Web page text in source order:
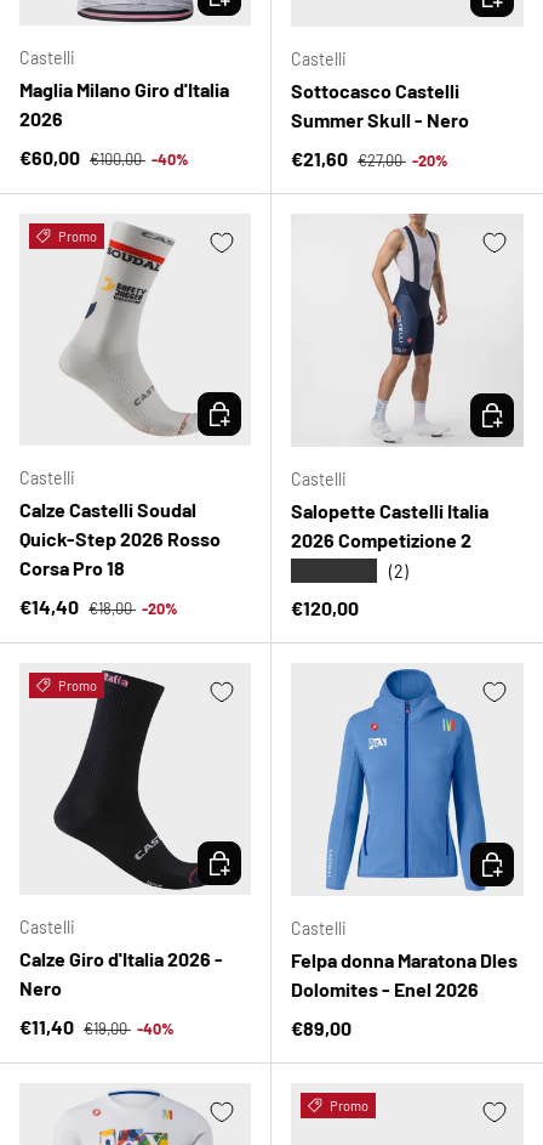
Castelli
Maglia Milano Giro d'Italia
2026
Prezzo di vendita
€60,00 Prezzo normale
€100,00 -40%
Castelli
Sottocasco Castelli
Summer Skull - Nero
Prezzo di vendita
€21,60 Prezzo normale
€27,00 -20%
Promo
Castelli
Calze Castelli Soudal
Quick-Step 2026 Rosso
Corsa Pro 18
Prezzo di vendita
€14,40 Prezzo normale
€18,00 -20%
SCEGLI OPZIONI
Castelli
Salopette Castelli Italia
2026 Competizione 2
(2)
Prezzo normale
€120,00
SCEGLI
Promo
Castelli
Calze Giro d'Italia 2026 -
Nero
Prezzo di vendita
€11,40 Prezzo normale
€19,00 -40%
SCEGLI OPZIONI
Castelli
Felpa donna Maratona Dles
Dolomites - Enel 2026
Prezzo normale
€89,00
SCEGLI
Promo